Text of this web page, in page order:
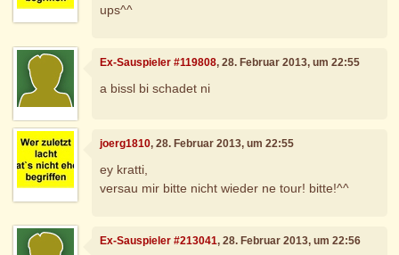
ups^^
Ex-Sauspieler #119808, 28. Februar 2013, um 22:55
a bissl bi schadet ni
joerg1810, 28. Februar 2013, um 22:55
ey kratti,
versau mir bitte nicht wieder ne tour! bitte!^^
Ex-Sauspieler #213041, 28. Februar 2013, um 22:56